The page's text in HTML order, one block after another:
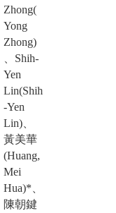
Zhong(
Yong
Zhong)
、Shih-
Yen
Lin(Shih
-Yen
Lin)、
黃美華
(Huang,
Mei
Hua)*、
陳朝鍵